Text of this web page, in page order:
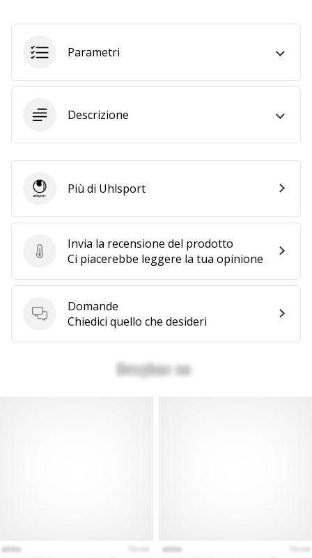
tutti gli
Parametri
Descrizione
Invia la recensione del prodotto
Invia la recensione del prodotto
Ci piacerebbe leggere la tua opinione
Domande
Domande
Chiedici quello che desideri
UhlsportPiù di Uhlsport